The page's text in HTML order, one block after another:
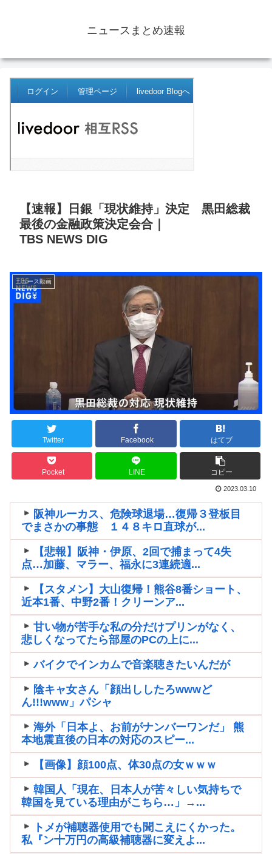
ニュースまとめ速報
【速報】日銀「現状維持」決定 黒田総裁
最後の金融政策決定会合｜
TBS NEWS DIG
ニュース動画
Twitter Facebook はてブ
Pocket LINE コピー
2023.03.10
阪神ルーカス、危険球退場…復帰３登板目
でまさかの事態 １４８キロ直球が...
【悲報】阪神・伊原、2回で捕まって4失
点…加藤、マラー、福永に3連続適...
【スタメン】大山復帰！熊谷8番ショート、
近本1番、中野2番！クリーンア...
甘い物が苦手な私の分だけプリンがなく、
悲しくなってたら部屋のPCの上に...
バイクでインカムで音楽聴きたいんだが
陰キャ女さん「顔出ししたろwwwど
ん!!!www」パシャ
海外「日本よ、お前がナンバーワンだ」 熊
本地震直後の日本の対応のスピー...
【画像】顔100点、体30点の女ｗｗｗ
韓国人「現在、日本人が苦々しい気持ちで
韓国を見ている理由がこちら…」→...
トメが補聴器使用でも聞こえにくかった。
私『ン十万円の高級補聴器に変えよ...